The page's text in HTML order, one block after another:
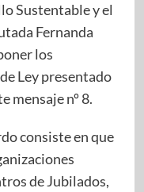
Sustentable y el
Fernanda
los
Ley presentado
mensaje nº 8.
consiste en que
de Jubilados,